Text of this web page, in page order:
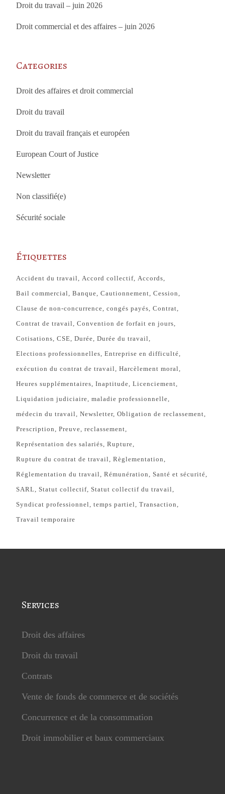
Droit du travail – juin 2026
Droit commercial et des affaires – juin 2026
Categories
Droit des affaires et droit commercial
Droit du travail
Droit du travail français et européen
European Court of Justice
Newsletter
Non classifié(e)
Sécurité sociale
Étiquettes
Accident du travail Accord collectif Accords
Bail commercial
Banque Cautionnement
Cession
Clause de non-concurrence
congés payés
Contrat
Contrat de travail
Convention de forfait en jours
Cotisations
CSE Durée
Durée du travail
Elections professionnelles
Entreprise en difficulté
exécution du contrat de travail
Harcèlement moral
Heures supplémentaires
Inaptitude
Licenciement
Liquidation judiciaire
maladie professionnelle
médecin du travail
Newsletter Obligation de reclassement
Prescription
Preuve
reclassement
Représentation des salariés
Rupture
Rupture du contrat de travail
Règlementation
Réglementation du travail
Rémunération
Santé et sécurité
SARL
Statut collectif Statut collectif du travail
Syndicat professionnel
temps partiel
Transaction
Travail temporaire
Services
Droit des affaires
Droit du travail
Contrats
Vente de fonds de commerce et de sociétés
Concurrence et de la consommation
Droit immobilier et baux commerciaux